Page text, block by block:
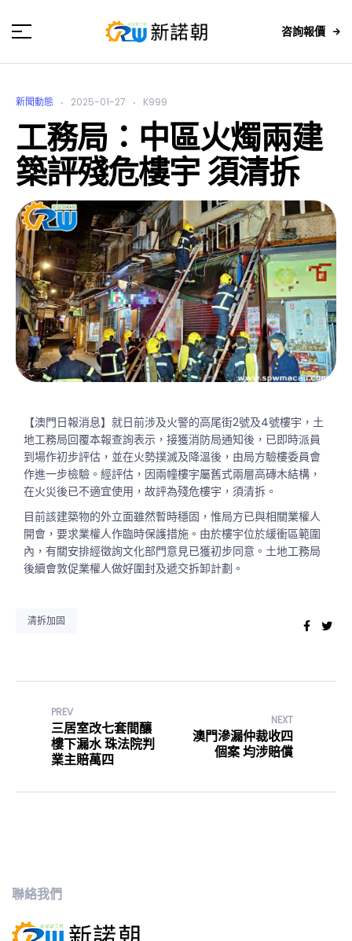
咨詢報價
新聞動態 2025-01-27 K999
工務局：中區火燭兩建
築評殘危樓宇 須清拆
【澳門日報消息】就日前涉及火警的高尾街2號及4號樓宇，土
地工務局回覆本報查詢表示，接獲消防局通知後，已即時派員
到場作初步評估，並在火勢撲滅及降溫後，由局方驗樓委員會
作進一步檢驗。經評估，因兩幢樓宇屬舊式兩層高磚木結構，
在火災後已不適宜使用，故評為殘危樓宇，須清拆。
目前該建築物的外立面雖然暫時穩固，惟局方已與相關業權人
開會，要求業權人作臨時保護措施。由於樓宇位於緩衝區範圍
內，有關安排經徵詢文化部門意見已獲初步同意。土地工務局
後續會敦促業權人做好圍封及遞交拆卸計劃。
清拆加固
PREV
三居室改七套間釀
樓下漏水 珠法院判
業主賠萬四
NEXT
澳門滲漏仲裁收四
個案 均涉賠償
聯絡我們